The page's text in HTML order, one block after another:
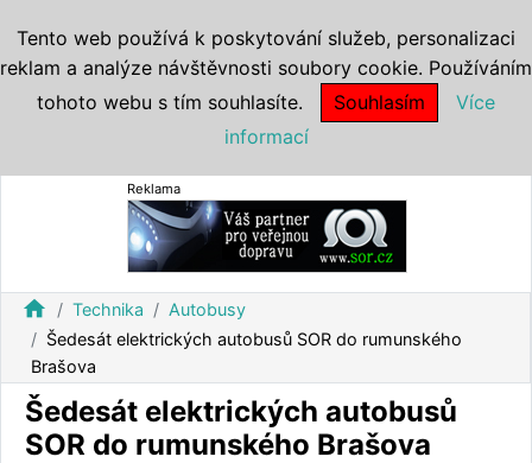
Reklama
home Technika
Autobusy
Šedesát elektrických autobusů SOR do rumunského
Brašova
Šedesát elektrických autobusů
SOR do rumunského Brašova
Tento web používá k poskytování služeb, personalizaci
reklam a analýze návštěvnosti soubory cookie. Používáním
tohoto webu s tím souhlasíte.
Souhlasím
Více
informací